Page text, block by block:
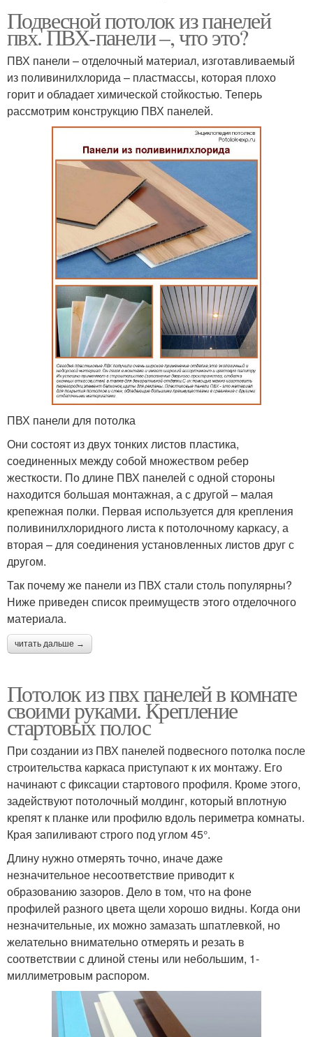
Подвесной потолок из панелей
пвх. ПВХ-панели –, что это?
ПВХ панели – отделочный материал, изготавливаемый
из поливинилхлорида – пластмассы, которая плохо
горит и обладает химической стойкостью. Теперь
рассмотрим конструкцию ПВХ панелей.
ПВХ панели для потолка
Они состоят из двух тонких листов пластика,
соединенных между собой множеством ребер
жесткости. По длине ПВХ панелей с одной стороны
находится большая монтажная, а с другой – малая
крепежная полки. Первая используется для крепления
поливинилхлоридного листа к потолочному каркасу, а
вторая – для соединения установленных листов друг с
другом.
Так почему же панели из ПВХ стали столь популярны?
Ниже приведен список преимуществ этого отделочного
материала.
читать дальше →
Потолок из пвх панелей в комнате
своими руками. Крепление
стартовых полос
При создании из ПВХ панелей подвесного потолка после
строительства каркаса приступают к их монтажу. Его
начинают с фиксации стартового профиля. Кроме этого,
задействуют потолочный молдинг, который вплотную
крепят к планке или профилю вдоль периметра комнаты.
Края запиливают строго под углом 45°.
Длину нужно отмерять точно, иначе даже
незначительное несоответствие приводит к
образованию зазоров. Дело в том, что на фоне
профилей разного цвета щели хорошо видны. Когда они
незначительные, их можно замазать шпатлевкой, но
желательно внимательно отмерять и резать в
соответствии с длиной стены или небольшим, 1-
миллиметровым распором.